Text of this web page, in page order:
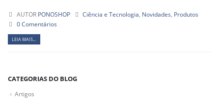
AUTOR PONOSHOP Ciência e Tecnologia Novidades Produtos
0 Comentários
LEIA MAIS...
CATEGORIAS DO BLOG
Artigos